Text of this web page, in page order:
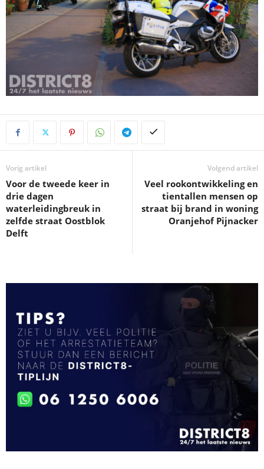
Vorig artikel
Voor de tweede keer in
drie dagen
waterleidingbreuk in
zelfde straat Oostblok
Delft
Volgend artikel
Veel rookontwikkeling en
tientallen mensen op
straat bij brand in woning
Oranjehof Pijnacker